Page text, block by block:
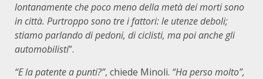
lontanamente che poco meno della metà dei morti sono
in città. Purtroppo sono tre i fattori: le utenze deboli;
stiamo parlando di pedoni, di ciclisti, ma poi anche gli
automobilisti”.
“E la patente a punti?”, chiede Minoli. “Ha perso molto”,